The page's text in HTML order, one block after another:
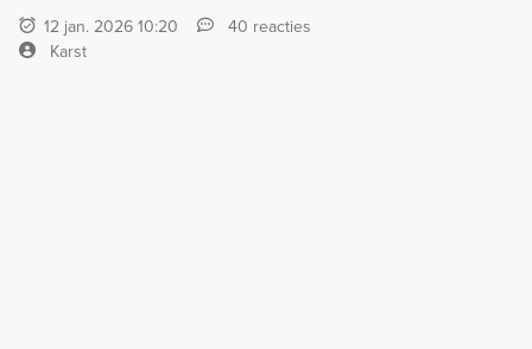
12 jan. 2026 10:20
40 reacties
Karst